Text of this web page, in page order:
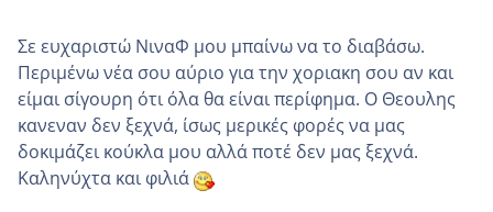
Σε ευχαριστώ ΝιναΦ μου μπαίνω να το διαβάσω.
Περιμένω νέα σου αύριο για την χοριακη σου αν και
είμαι σίγουρη ότι όλα θα είναι περίφημα. Ο Θεουλης
κανεναν δεν ξεχνά, ίσως μερικές φορές να μας
δοκιμάζει κούκλα μου αλλά ποτέ δεν μας ξεχνά.
Καληνύχτα και φιλιά